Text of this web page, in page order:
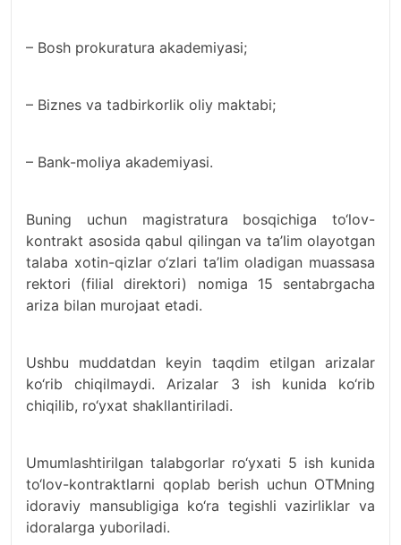
– Bosh prokuratura akademiyasi;
– Biznes va tadbirkorlik oliy maktabi;
– Bank-moliya akademiyasi.
Buning uchun magistratura bosqichiga to‘lov-
kontrakt asosida qabul qilingan va ta’lim olayotgan
talaba xotin-qizlar o‘zlari ta’lim oladigan muassasa
rektori (filial direktori) nomiga 15 sentabrgacha
ariza bilan murojaat etadi.
Ushbu muddatdan keyin taqdim etilgan arizalar
ko‘rib chiqilmaydi. Arizalar 3 ish kunida ko‘rib
chiqilib, ro‘yxat shakllantiriladi.
Umumlashtirilgan talabgorlar ro‘yxati 5 ish kunida
to‘lov-kontraktlarni qoplab berish uchun OTMning
idoraviy mansubligiga ko‘ra tegishli vazirliklar va
idoralarga yuboriladi.